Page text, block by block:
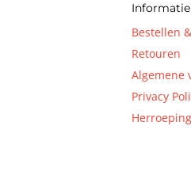
Informatie
Bestellen
Retouren
Algemene
Privacy